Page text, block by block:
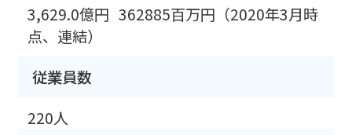
3,629.0億円 362885百万円（2020年3月時
点、連結）
従業員数
220人